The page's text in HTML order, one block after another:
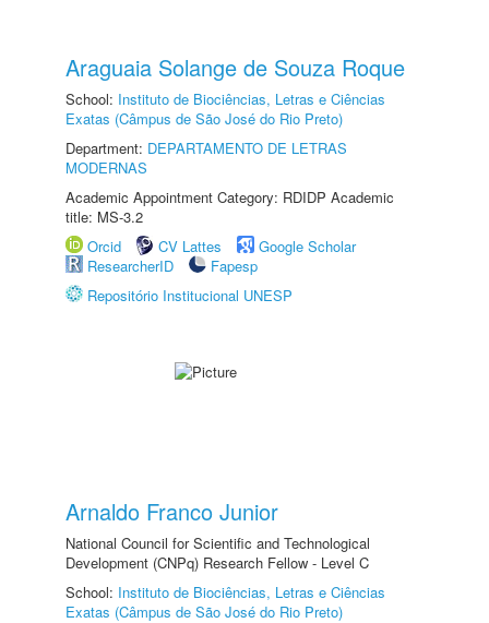
Araguaia Solange de Souza Roque
School: Instituto de Biociências, Letras e Ciências
Exatas (Câmpus de São José do Rio Preto)
Department: DEPARTAMENTO DE LETRAS
MODERNAS
Academic Appointment Category: RDIDP Academic
title: MS-3.2
Orcid
CV Lattes
Google Scholar
ResearcherID
Fapesp
Repositório Institucional UNESP
Arnaldo Franco Junior
National Council for Scientific and Technological
Development (CNPq) Research Fellow - Level C
School: Instituto de Biociências, Letras e Ciências
Exatas (Câmpus de São José do Rio Preto)